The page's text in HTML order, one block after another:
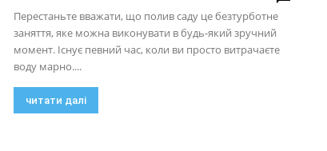
Перестаньте вважати, що полив саду це безтурботне
заняття, яке можна виконувати в будь-який зручний
момент. Існує певний час, коли ви просто витрачаєте
воду марно....
читати далі